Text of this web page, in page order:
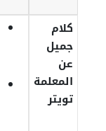
كلام
جميل
عن
المعلمة
تويتر